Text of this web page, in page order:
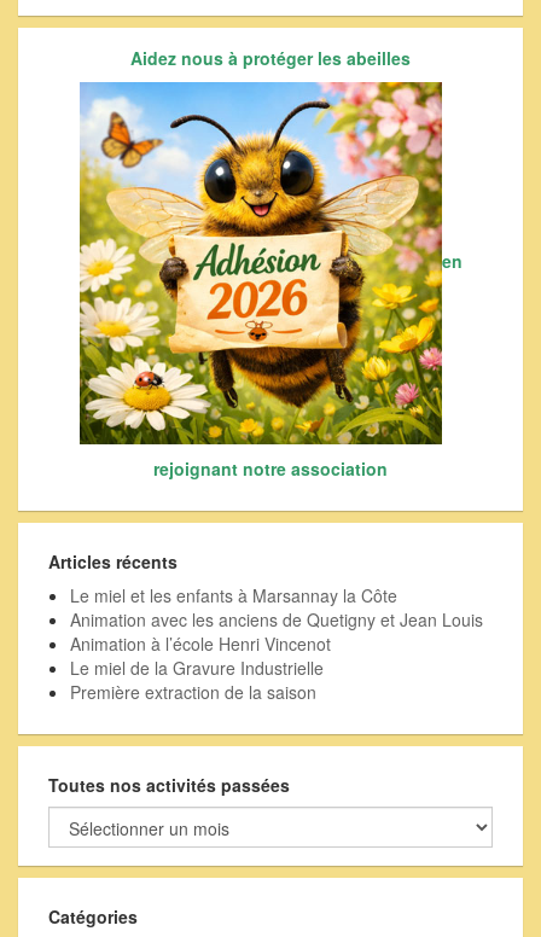
Aidez nous à protéger les abeilles
en
rejoignant notre association
Articles récents
Le miel et les enfants à Marsannay la Côte
Animation avec les anciens de Quetigny et Jean Louis
Animation à l’école Henri Vincenot
Le miel de la Gravure Industrielle
Première extraction de la saison
Toutes nos activités passées
Toutes
nos
activités
Catégories